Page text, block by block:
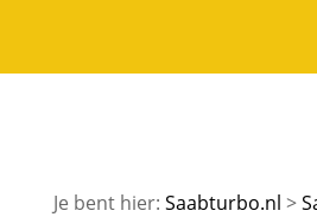
Saabturbo.nl